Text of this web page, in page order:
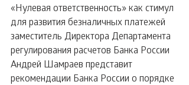
«Нулевая ответственность» как стимул
для развития безналичных платежей
заместитель Директора Департамента
регулирования расчетов Банка России
Андрей Шамраев представит
рекомендации Банка России о порядке